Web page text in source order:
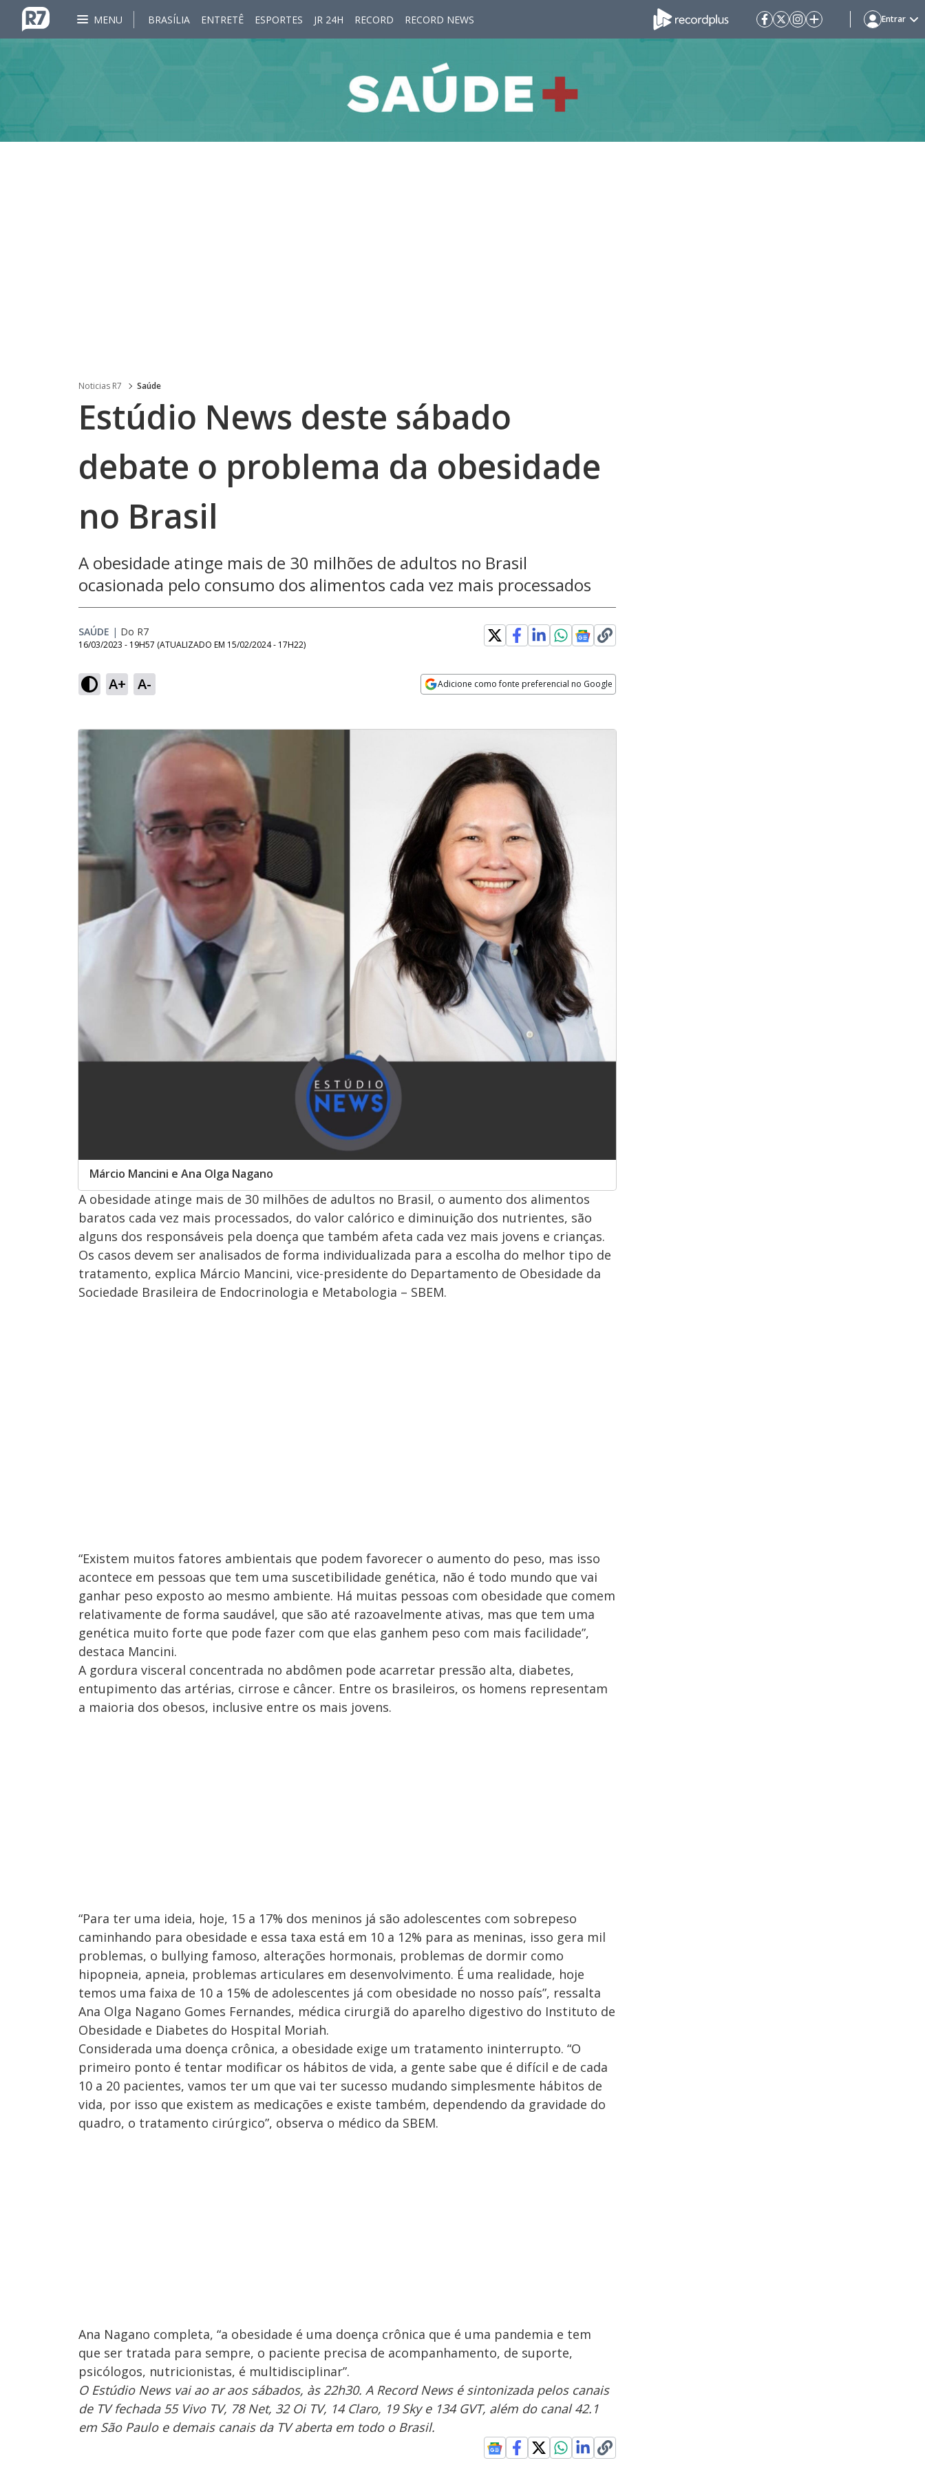
MENU BRASÍLIA ENTRETÊ ESPORTES JR 24H RECORD RECORD NEWS Entrar
Noticias R7 Saúde
Estúdio News deste sábado
debate o problema da obesidade
no Brasil
A obesidade atinge mais de 30 milhões de adultos no Brasil
ocasionada pelo consumo dos alimentos cada vez mais processados
SAÚDE | Do R7
16/03/2023 - 19H57 (ATUALIZADO EM 15/02/2024 - 17H22)
A+ A- Adicione como fonte preferencial no Google
Márcio Mancini e Ana Olga Nagano
A obesidade atinge mais de 30 milhões de adultos no Brasil, o aumento dos alimentos
baratos cada vez mais processados, do valor calórico e diminuição dos nutrientes, são
alguns dos responsáveis pela doença que também afeta cada vez mais jovens e crianças.
Os casos devem ser analisados de forma individualizada para a escolha do melhor tipo de
tratamento, explica Márcio Mancini, vice-presidente do Departamento de Obesidade da
Sociedade Brasileira de Endocrinologia e Metabologia – SBEM.
“Existem muitos fatores ambientais que podem favorecer o aumento do peso, mas isso
acontece em pessoas que tem uma suscetibilidade genética, não é todo mundo que vai
ganhar peso exposto ao mesmo ambiente. Há muitas pessoas com obesidade que comem
relativamente de forma saudável, que são até razoavelmente ativas, mas que tem uma
genética muito forte que pode fazer com que elas ganhem peso com mais facilidade”,
destaca Mancini.
A gordura visceral concentrada no abdômen pode acarretar pressão alta, diabetes,
entupimento das artérias, cirrose e câncer. Entre os brasileiros, os homens representam
a maioria dos obesos, inclusive entre os mais jovens.
“Para ter uma ideia, hoje, 15 a 17% dos meninos já são adolescentes com sobrepeso
caminhando para obesidade e essa taxa está em 10 a 12% para as meninas, isso gera mil
problemas, o bullying famoso, alterações hormonais, problemas de dormir como
hipopneia, apneia, problemas articulares em desenvolvimento. É uma realidade, hoje
temos uma faixa de 10 a 15% de adolescentes já com obesidade no nosso país”, ressalta
Ana Olga Nagano Gomes Fernandes, médica cirurgiã do aparelho digestivo do Instituto de
Obesidade e Diabetes do Hospital Moriah.
Considerada uma doença crônica, a obesidade exige um tratamento ininterrupto. “O
primeiro ponto é tentar modificar os hábitos de vida, a gente sabe que é difícil e de cada
10 a 20 pacientes, vamos ter um que vai ter sucesso mudando simplesmente hábitos de
vida, por isso que existem as medicações e existe também, dependendo da gravidade do
quadro, o tratamento cirúrgico”, observa o médico da SBEM.
Ana Nagano completa, “a obesidade é uma doença crônica que é uma pandemia e tem
que ser tratada para sempre, o paciente precisa de acompanhamento, de suporte,
psicólogos, nutricionistas, é multidisciplinar”.
O Estúdio News vai ao ar aos sábados, às 22h30. A Record News é sintonizada pelos canais
de TV fechada 55 Vivo TV, 78 Net, 32 Oi TV, 14 Claro, 19 Sky e 134 GVT, além do canal 42.1
em São Paulo e demais canais da TV aberta em todo o Brasil.